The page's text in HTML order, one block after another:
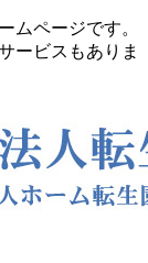
ページです。
ービスもありま